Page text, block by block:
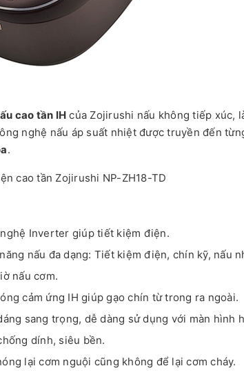
cao tần IH của Zojirushi nấu không tiếp xúc,
nghệ nấu áp suất nhiệt được truyền đến
.
Inverter giúp tiết kiệm điện.
nấu đa dạng: Tiết kiệm điện, chín kỹ, nấu
nấu cơm.
cảm ứng IH giúp gạo chín từ trong ra ngoài.
sang trọng, dễ dàng sử dụng với màn hình
dính, siêu bền.
lại cơm nguội cũng không để lại cơm cháy.